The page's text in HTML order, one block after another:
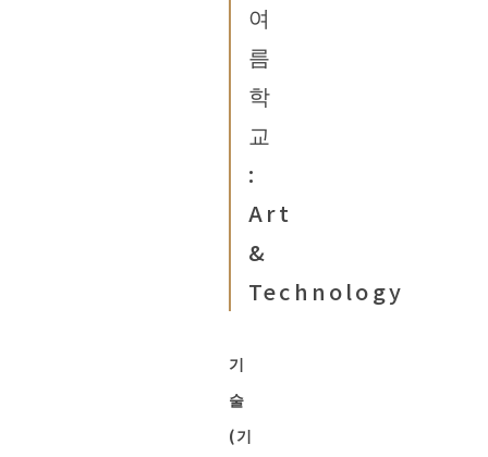
여
름
학
교
:
Art
&
Technology
기
술
(기